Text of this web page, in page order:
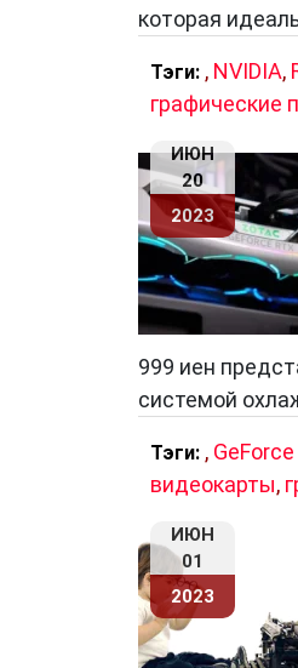
которая
Тэги: , NVIDIA,
графические
ИЮН
20
2023
999 иен
системой
Тэги: ,
видеокарты,
ИЮН
01
2023